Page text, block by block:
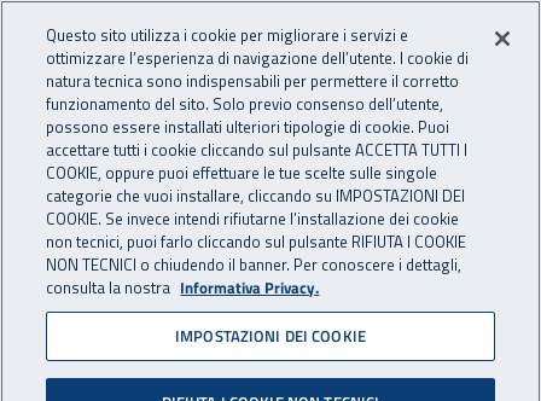
INAIL - Istituto Nazionale
Apri cerca
Navigazione principale
Navigazione - Ti trovi in:
Home Inail comunica News
20 giugno 2022
Smart working, nuove
Questo sito utilizza i cookie per migliorare i servizi e
ottimizzare l’esperienza di navigazione dell’utente. I cookie di
natura tecnica sono indispensabili per permettere il corretto
funzionamento del sito. Solo previo consenso dell’utente,
possono essere installati ulteriori tipologie di cookie. Puoi
accettare tutti i cookie cliccando sul pulsante ACCETTA TUTTI I
COOKIE, oppure puoi effettuare le tue scelte sulle singole
categorie che vuoi installare, cliccando su IMPOSTAZIONI DEI
COOKIE. Se invece intendi rifiutarne l’installazione dei cookie
non tecnici, puoi farlo cliccando sul pulsante RIFIUTA I COOKIE
NON TECNICI o chiudendo il banner. Per conoscere i dettagli,
consulta la nostra Informativa Privacy.
IMPOSTAZIONI DEI COOKIE